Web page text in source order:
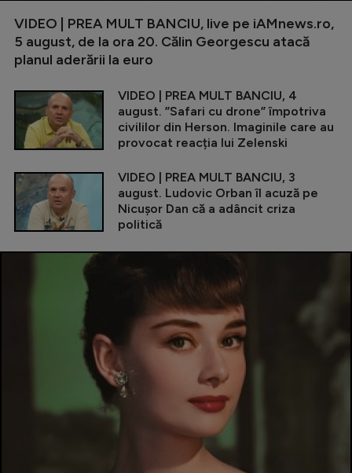
VIDEO | PREA MULT BANCIU, live pe iAMnews.ro,
5 august, de la ora 20. Călin Georgescu atacă
planul aderării la euro
VIDEO | PREA MULT BANCIU, 4
august. ”Safari cu drone” împotriva
civililor din Herson. Imaginile care au
provocat reacția lui Zelenski
VIDEO | PREA MULT BANCIU, 3
august. Ludovic Orban îl acuză pe
Nicușor Dan că a adâncit criza
politică